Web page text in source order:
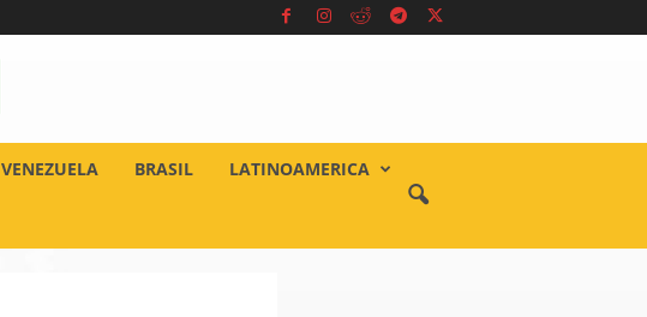
VENEZUELA BRASIL LATINOAMERICA